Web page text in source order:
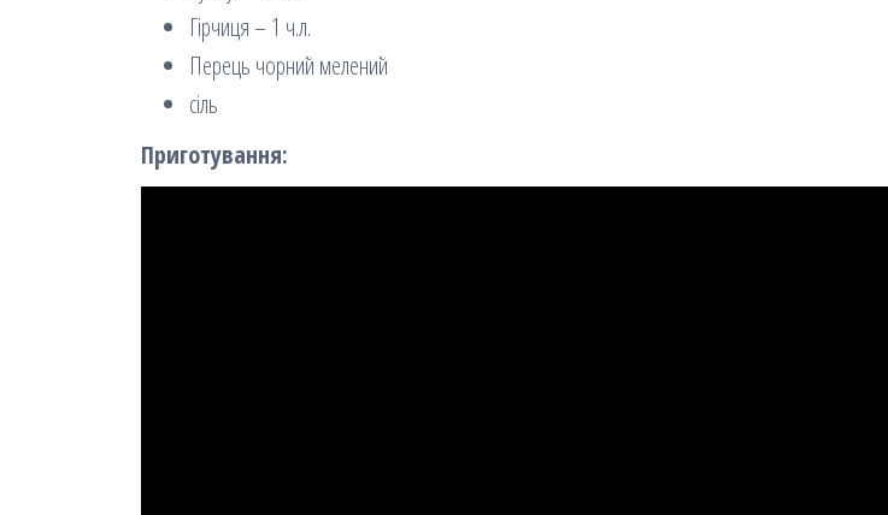
Гірчиця – 1 ч.л.
Перець чорний мелений
сіль
Приготування: